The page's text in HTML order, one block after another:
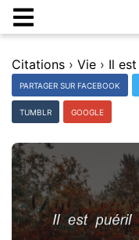
Citations › Vie ›
PARTAGER SUR FACEBOOK
TUMBLR GOOGLE